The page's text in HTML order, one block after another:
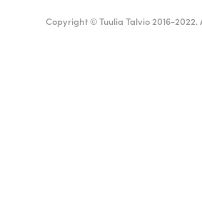
Copyright © Tuulia Talvio 2016-2022.